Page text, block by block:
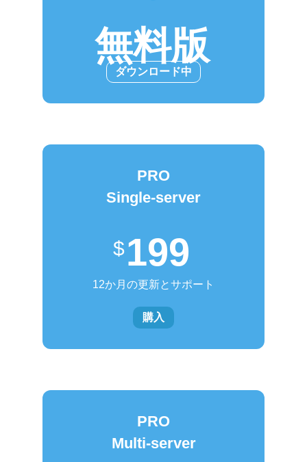
無料版
ダウンロード中
PRO
Single-server
199
12か月の更新とサポート
購入
PRO
Multi-server